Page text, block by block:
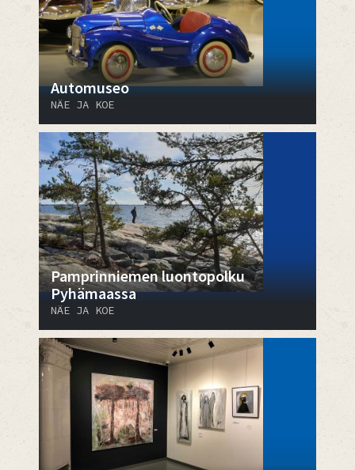
Automuseo
NÄE JA KOE
Pamprinniemen luontopolku
Pyhämaassa
NÄE JA KOE